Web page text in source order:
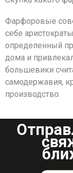
Фарфоровые
себе
определенный
дома и
большевики
самодержавия,
производство.